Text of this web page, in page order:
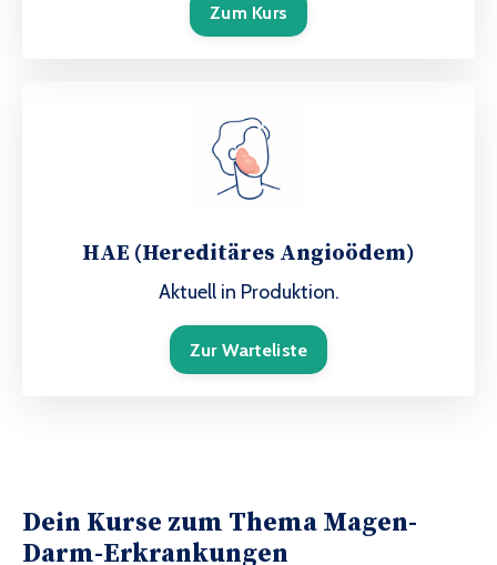
Zum Kurs
HAE (Hereditäres Angioödem)
Aktuell in Produktion.
Zur Warteliste
Dein Kurse zum Thema Magen-
Darm-Erkrankungen